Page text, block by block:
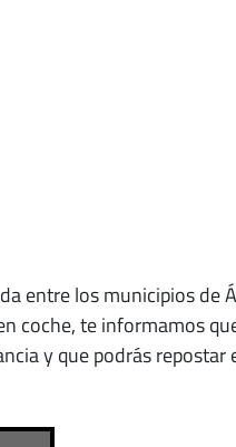
entre los municipios de
coche, te informamos
y que podrás repostar